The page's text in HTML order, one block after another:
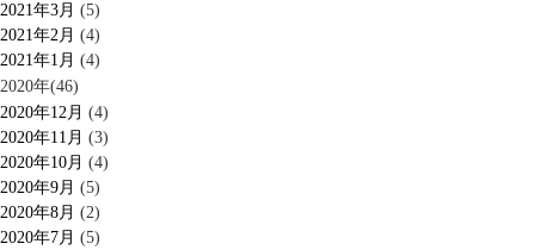
2021年3月 (5)
2021年2月 (4)
2021年1月 (4)
2020年(46)
2020年12月 (4)
2020年11月 (3)
2020年10月 (4)
2020年9月 (5)
2020年8月 (2)
2020年7月 (5)